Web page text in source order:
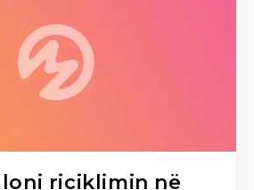
riciklimin në